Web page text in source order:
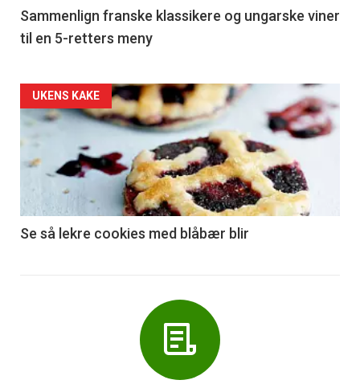
5
Sammenlign franske klassikere og ungarske viner
til en 5-retters meny
Forsiden
akkurat
nå
6
UKENS KAKE
Se så lekre cookies med blåbær blir